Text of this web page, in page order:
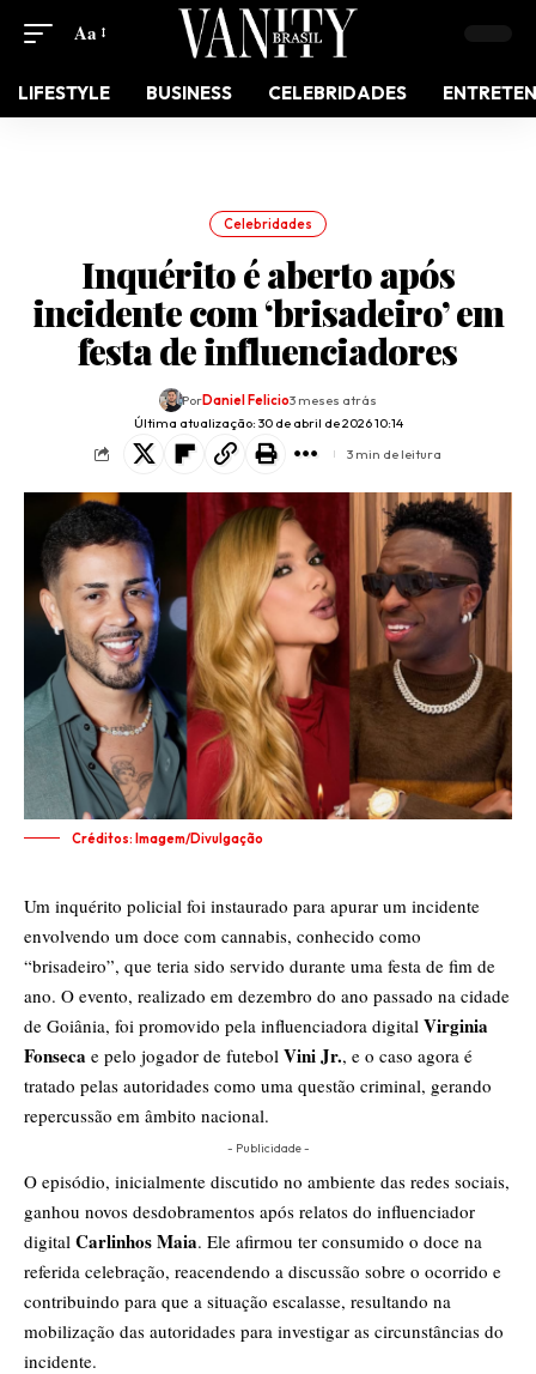
Aa
LIFESTYLE BUSINESS CELEBRIDADES
Celebridades
Inquérito é aberto após
incidente com ‘brisadeiro’ em
festa de influenciadores
Última atualização: 30 de abril de 2026 10:14
PorDaniel Felicio3 meses atrás
3 min de leitura
Créditos: Imagem/Divulgação
Um inquérito policial foi instaurado para apurar um incidente
envolvendo um doce com cannabis, conhecido como
“brisadeiro”, que teria sido servido durante uma festa de fim de
ano. O evento, realizado em dezembro do ano passado na cidade
de Goiânia, foi promovido pela influenciadora digital Virginia
Fonseca e pelo jogador de futebol Vini Jr., e o caso agora é
tratado pelas autoridades como uma questão criminal, gerando
repercussão em âmbito nacional.
- Publicidade -
O episódio, inicialmente discutido no ambiente das redes sociais,
ganhou novos desdobramentos após relatos do influenciador
digital Carlinhos Maia. Ele afirmou ter consumido o doce na
referida celebração, reacendendo a discussão sobre o ocorrido e
contribuindo para que a situação escalasse, resultando na
mobilização das autoridades para investigar as circunstâncias do
incidente.